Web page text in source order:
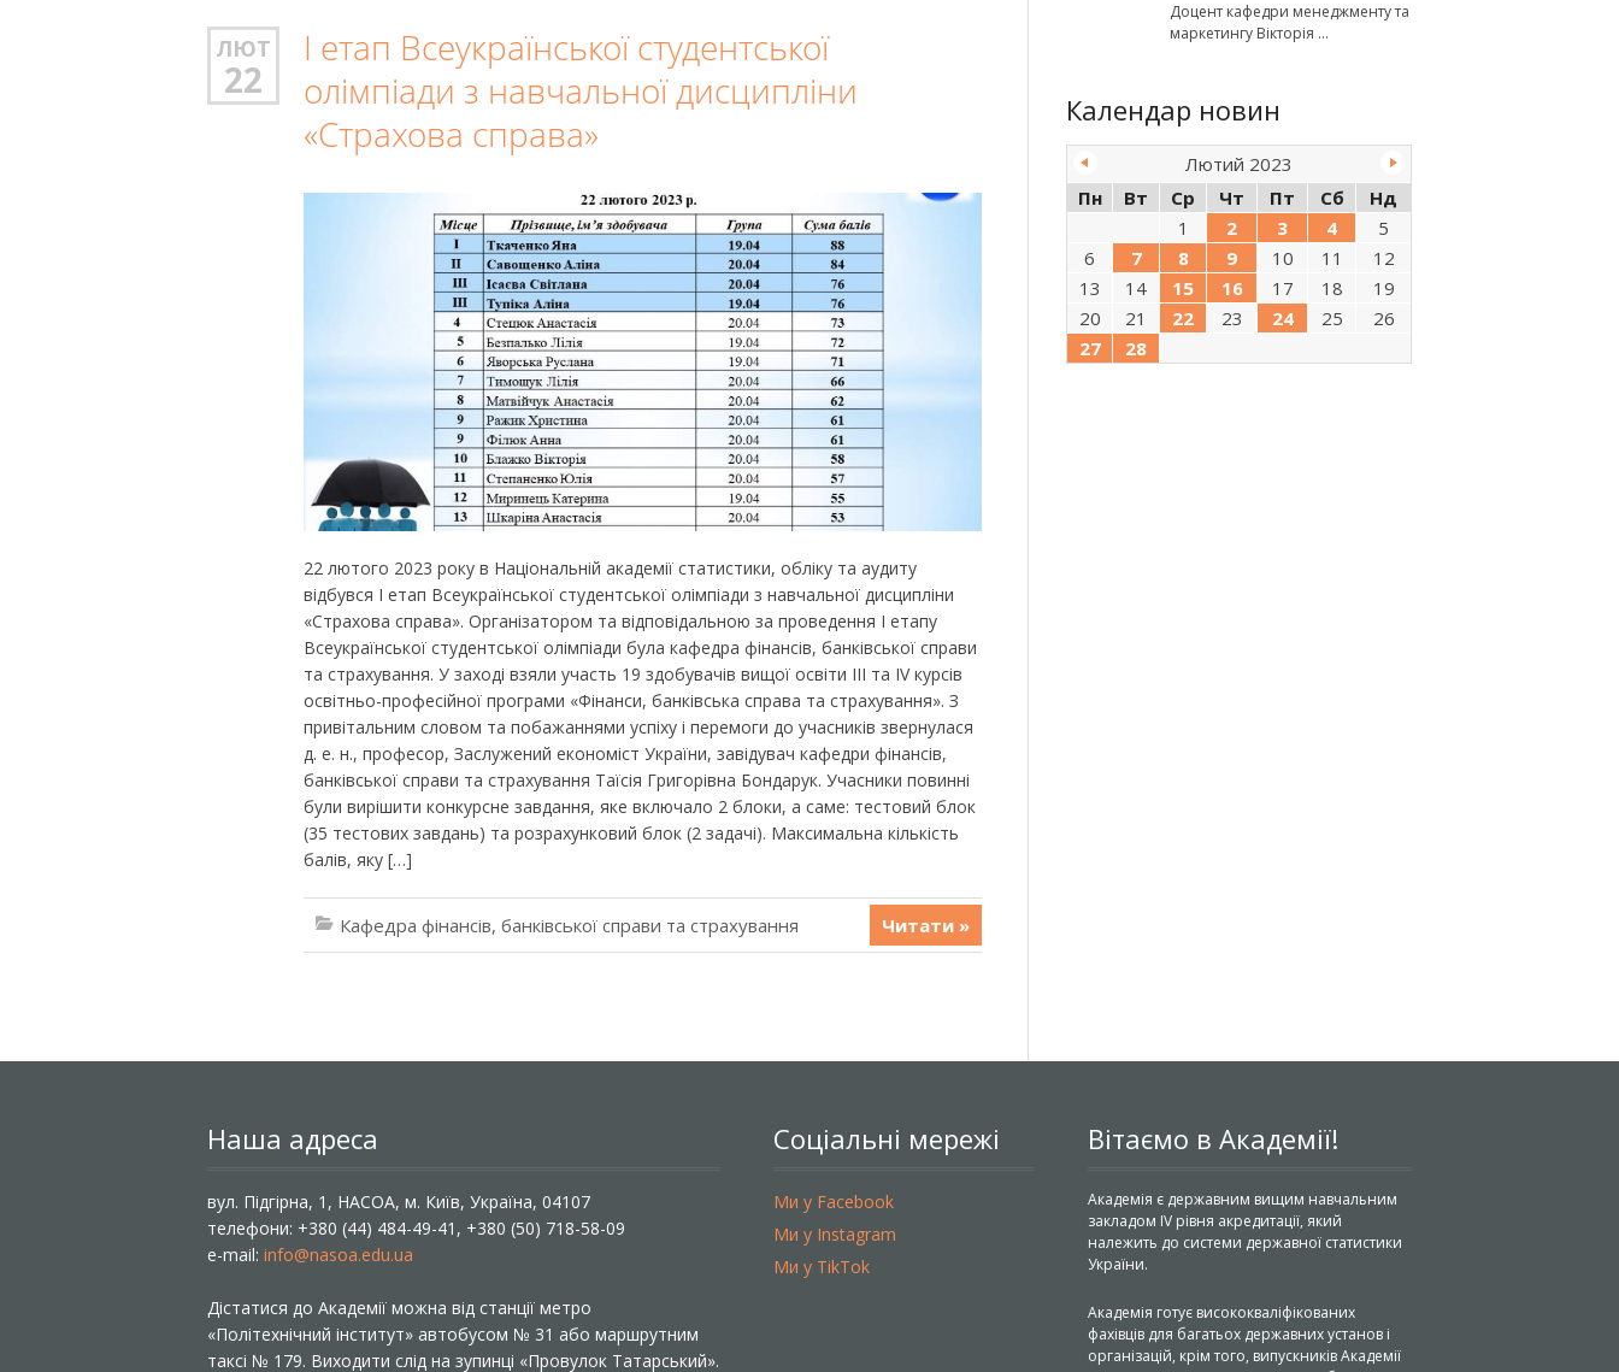
ЛЮТ
22
І етап Всеукраїнської студентської
олімпіади з навчальної дисципліни
«Страхова справа»
22 лютого 2023 року в Національній академії статистики, обліку та аудиту
відбувся І етап Всеукраїнської студентської олімпіади з навчальної дисципліни
«Страхова справа». Організатором та відповідальною за проведення І етапу
Всеукраїнської студентської олімпіади була кафедра фінансів, банківської справи
та страхування. У заході взяли участь 19 здобувачів вищої освіти ІІІ та ІV курсів
освітньо-професійної програми «Фінанси, банківська справа та страхування». З
привітальним словом та побажаннями успіху і перемоги до учасників звернулася
д. е. н., професор, Заслужений економіст України, завідувач кафедри фінансів,
банківської справи та страхування Таїсія Григорівна Бондарук. Учасники повинні
були вирішити конкурсне завдання, яке включало 2 блоки, а саме: тестовий блок
(35 тестових завдань) та розрахунковий блок (2 задачі). Максимальна кількість
балів, яку […]
Кафедра фінансів, банківської справи та страхування Читати »
Доцент кафедри менеджменту та
маркетингу Вікторія
Календар новин
Лютий 2023
Пн
Вт Ср Чт Пт Сб
Нд
1
2 3 4
5
6
7 8 9 10 11
12
13
14 15 16 17 18
19
20
21 22 23 24 25
26
27
28
Наша адреса
вул. Підгірна, 1, НАСОА, м. Київ, Україна, 04107
телефони: +380 (44) 484-49-41, +380 (50) 718-58-09
e-mail: info@nasoa.edu.ua
Дістатися до Академії можна від станції метро
«Політехнічний інститут» автобусом № 31 або маршрутним
таксі № 179. Виходити слід на зупинці «Провулок Татарський».
Соціальні мережі
Ми у Facebook
Ми у Instagram
Ми у TikTok
Вітаємо в Академії!
Академія є державним вищим навчальним
закладом IV рівня акредитації, який
належить до системи державної статистики
України.
Академія готує висококваліфікованих
фахівців для багатьох державних установ і
організацій, крім того, випускників Академії